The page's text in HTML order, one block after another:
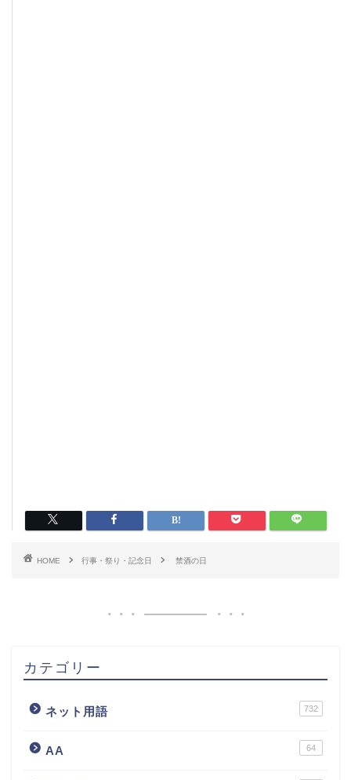
HOME 行事・祭り・記念日 禁酒の日
カテゴリー
ネット用語 732
AA 64